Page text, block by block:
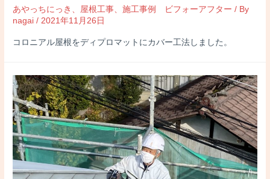
あやっちにっき 屋根工事 、施工事例 ビフォーアフター / By
nagai / 2021年11月26日
コロニアル屋根をディプロマットにカバー工法しました。